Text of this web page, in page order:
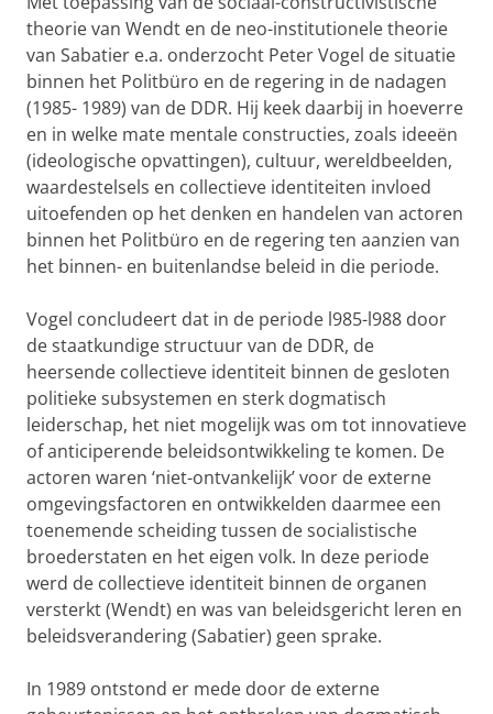
theorie van Wendt en de neo-institutionele theorie
van Sabatier e.a. onderzocht Peter Vogel de situatie
binnen het Politbüro en de regering in de nadagen
(1985- 1989) van de DDR. Hij keek daarbij in hoeverre
en in welke mate mentale constructies, zoals ideeën
(ideologische opvattingen), cultuur, wereldbeelden,
waardestelsels en collectieve identiteiten invloed
uitoefenden op het denken en handelen van actoren
binnen het Politbüro en de regering ten aanzien van
het binnen- en buitenlandse beleid in die periode.
Vogel concludeert dat in de periode l985-l988 door
de staatkundige structuur van de DDR, de
heersende collectieve identiteit binnen de gesloten
politieke subsystemen en sterk dogmatisch
leiderschap, het niet mogelijk was om tot innovatieve
of anticiperende beleidsontwikkeling te komen. De
actoren waren ‘niet-ontvankelijk’ voor de externe
omgevingsfactoren en ontwikkelden daarmee een
toenemende scheiding tussen de socialistische
broederstaten en het eigen volk. In deze periode
werd de collectieve identiteit binnen de organen
versterkt (Wendt) en was van beleidsgericht leren en
beleidsverandering (Sabatier) geen sprake.
In 1989 ontstond er mede door de externe